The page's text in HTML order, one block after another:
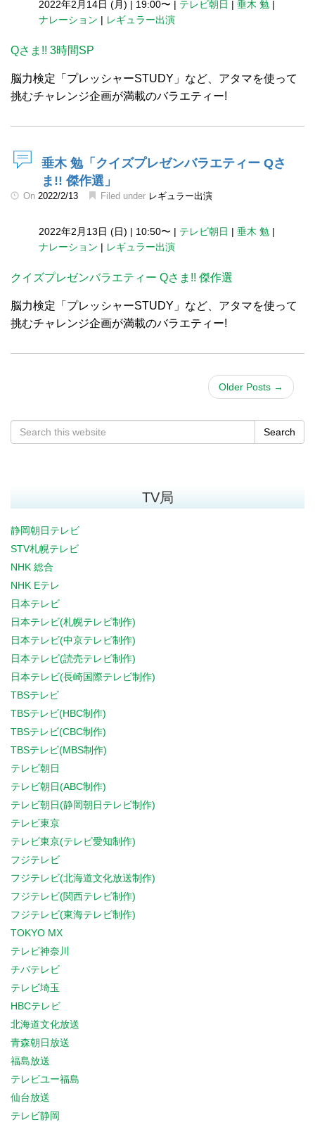
2022年2月14日 (月) | 19:00〜 | テレビ朝日 | 垂木 勉 |
ナレーション | レギュラー出演
Qさま!! 3時間SP
脳力検定「プレッシャーSTUDY」など、アタマを使って
挑むチャレンジ企画が満載のバラエティー!
垂木 勉「クイズプレゼンバラエティー Qさ
ま!! 傑作選」
On 2022/2/13 Filed under レギュラー出演
2022年2月13日 (日) | 10:50〜 | テレビ朝日 | 垂木 勉 |
ナレーション | レギュラー出演
クイズプレゼンバラエティー Qさま!! 傑作選
脳力検定「プレッシャーSTUDY」など、アタマを使って
挑むチャレンジ企画が満載のバラエティー!
Older Posts →
Search
TV局
静岡朝日テレビ
STV札幌テレビ
NHK 総合
NHK Eテレ
日本テレビ
日本テレビ(札幌テレビ制作)
日本テレビ(中京テレビ制作)
日本テレビ(読売テレビ制作)
日本テレビ(長崎国際テレビ制作)
TBSテレビ
TBSテレビ(HBC制作)
TBSテレビ(CBC制作)
TBSテレビ(MBS制作)
テレビ朝日
テレビ朝日(ABC制作)
テレビ朝日(静岡朝日テレビ制作)
テレビ東京
テレビ東京(テレビ愛知制作)
フジテレビ
フジテレビ(北海道文化放送制作)
フジテレビ(関西テレビ制作)
フジテレビ(東海テレビ制作)
TOKYO MX
テレビ神奈川
チバテレビ
テレビ埼玉
HBCテレビ
北海道文化放送
青森朝日放送
福島放送
テレビユー福島
仙台放送
テレビ静岡